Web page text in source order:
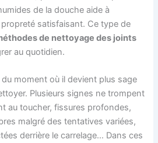
de la douche aide à
satisfaisant. Ce type de
de nettoyage des joints
au quotidien.
moment où il devient plus sage
Plusieurs signes ne trompent
au toucher, fissures profondes,
malgré des tentatives variées,
derrière le carrelage… Dans ces